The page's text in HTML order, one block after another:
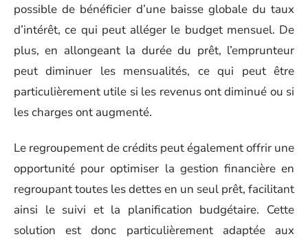
possible de bénéficier d’une baisse globale du taux
d’intérêt, ce qui peut alléger le budget mensuel. De
plus, en allongeant la durée du prêt, l’emprunteur
peut diminuer les mensualités, ce qui peut être
particulièrement utile si les revenus ont diminué ou si
les charges ont augmenté.
Le regroupement de crédits peut également offrir une
opportunité pour optimiser la gestion financière en
regroupant toutes les dettes en un seul prêt, facilitant
ainsi le suivi et la planification budgétaire. Cette
solution est donc particulièrement adaptée aux